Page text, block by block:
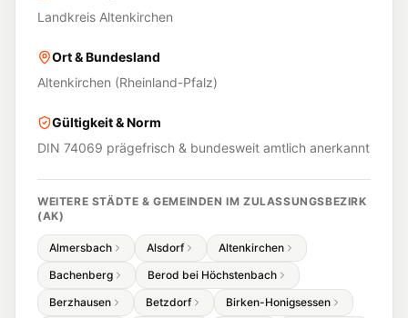
Landkreis Altenkirchen
Ort & Bundesland
Altenkirchen (Rheinland-Pfalz)
Gültigkeit & Norm
DIN 74069 prägefrisch & bundesweit amtlich anerkannt
WEITERE STÄDTE & GEMEINDEN IM ZULASSUNGSBEZIRK
(AK)
Almersbach Alsdorf
Altenkirchen
Bachenberg
Berod bei Höchstenbach
Berzhausen
Betzdorf Birken-Honigsessen